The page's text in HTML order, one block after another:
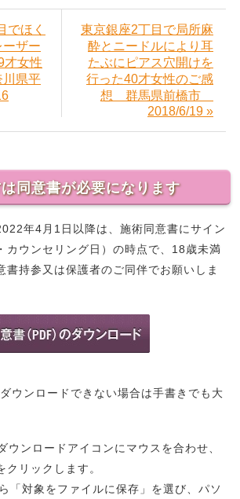
でほく
ーザー
才女性
県平
東京銀座2丁目で局所麻
酔とニードルにより耳
たぶにピアス穴開けを
行った40才女性のご感
想 群馬県前橋市
2018/6/19 »
同意書が必要になります
年4月1日以降は、施術同意書にサイン
カウンセリング日）の時点で、18歳未満
書持参又は保護者のご同伴でお願いしま
ウンロードできない場合は手書きでも大
ウンロードアイコンにマウスを合わせ、
クリックします。
「対象をファイルに保存」を選び、パソ